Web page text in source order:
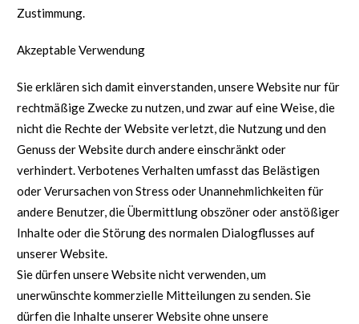
Zustimmung.
Akzeptable Verwendung
Sie erklären sich damit einverstanden, unsere Website nur für
rechtmäßige Zwecke zu nutzen, und zwar auf eine Weise, die
nicht die Rechte der Website verletzt, die Nutzung und den
Genuss der Website durch andere einschränkt oder
verhindert. Verbotenes Verhalten umfasst das Belästigen
oder Verursachen von Stress oder Unannehmlichkeiten für
andere Benutzer, die Übermittlung obszöner oder anstößiger
Inhalte oder die Störung des normalen Dialogflusses auf
unserer Website.
Sie dürfen unsere Website nicht verwenden, um
unerwünschte kommerzielle Mitteilungen zu senden. Sie
dürfen die Inhalte unserer Website ohne unsere